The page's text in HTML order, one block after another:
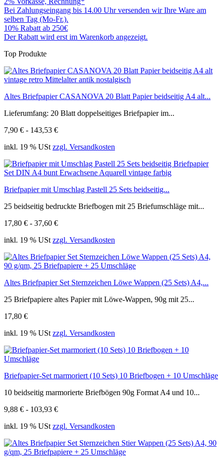
Bei Zahlungseingang bis 14.00 Uhr versenden wir Ihre Ware am
selben Tag (Mo-Fr.).
10% Rabatt ab 250€
Der Rabatt wird erst im Warenkorb angezeigt.
Top Produkte
Altes Briefpapier CASANOVA 20 Blatt Papier beidseitig A4 alt...
Lieferumfang: 20 Blatt doppelseitiges Briefpapier im...
7,90 € - 143,53 €
inkl. 19 % USt zzgl. Versandkosten
Briefpapier mit Umschlag Pastell 25 Sets beidseitig...
25 beidseitig bedruckte Briefbogen mit 25 Briefumschläge mit...
17,80 € - 37,60 €
inkl. 19 % USt zzgl. Versandkosten
Altes Briefpapier Set Sternzeichen Löwe Wappen (25 Sets) A4,...
25 Briefpapiere altes Papier mit Löwe-Wappen, 90g mit 25...
17,80 €
inkl. 19 % USt zzgl. Versandkosten
Briefpapier-Set marmoriert (10 Sets) 10 Briefbogen + 10 Umschläge
10 beidseitig marmorierte Briefbögen 90g Format A4 und 10...
9,88 € - 103,93 €
inkl. 19 % USt zzgl. Versandkosten